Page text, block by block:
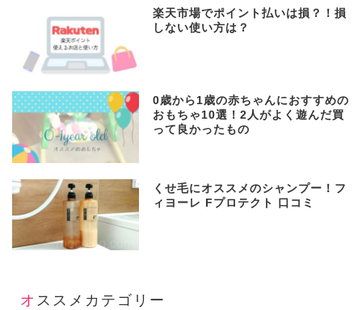
楽天市場でポイント払いは損？！損
しない使い方は？
0歳から1歳の赤ちゃんにおすすめの
おもちゃ10選！2人がよく遊んだ買
って良かったもの
くせ毛にオススメのシャンプー！フ
ィヨーレ Fプロテクト 口コミ
オススメカテゴリー